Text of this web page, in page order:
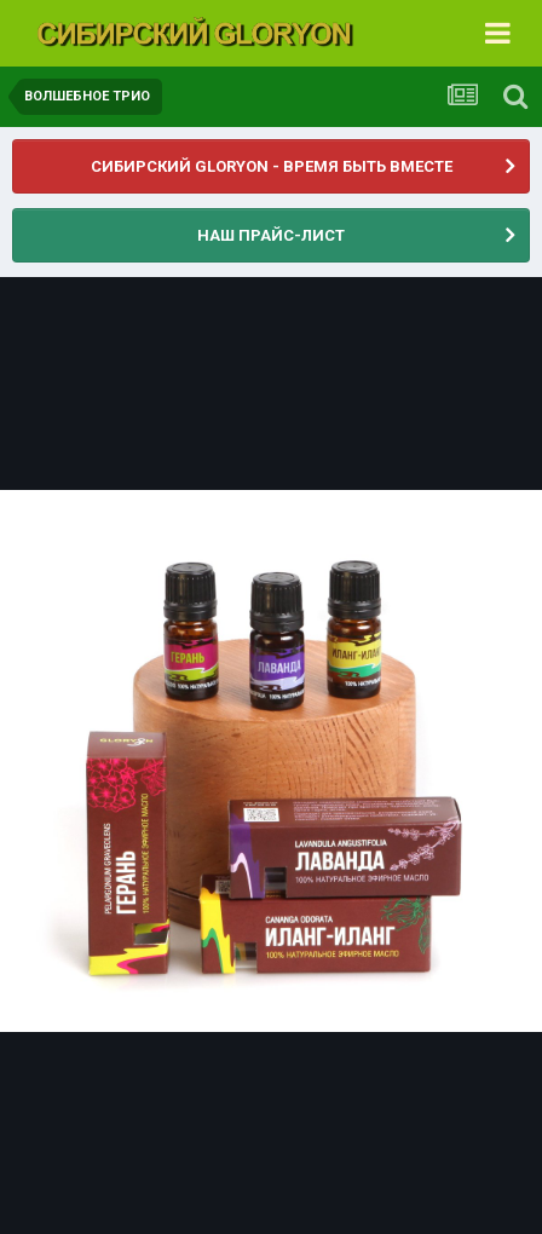
ВОЛШЕБНОЕ ТРИО
СИБИРСКИЙ GLORYON - ВРЕМЯ БЫТЬ ВМЕСТЕ
НАШ ПРАЙС-ЛИСТ